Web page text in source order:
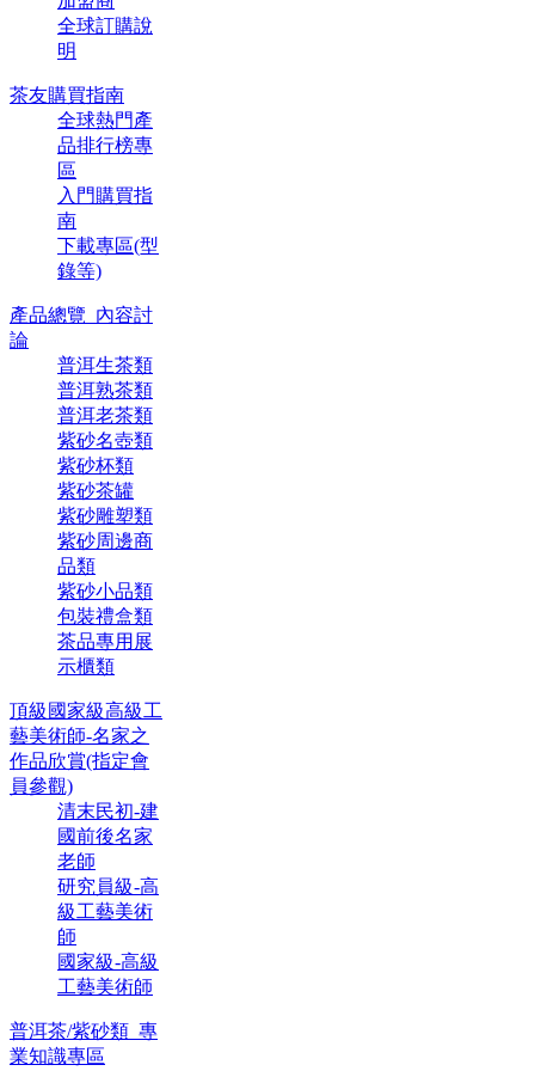
全球訂購說
明
茶友購買指南
全球熱門產
品排行榜專
區
入門購買指
南
下載專區(型
錄等)
產品總覽_內容討
論
普洱生茶類
普洱熟茶類
普洱老茶類
紫砂名壺類
紫砂杯類
紫砂茶罐
紫砂雕塑類
紫砂周邊商
品類
紫砂小品類
包裝禮盒類
茶品專用展
示櫃類
頂級國家級高級工
藝美術師-名家之
作品欣賞(指定會
員參觀)
清末民初-建
國前後名家
老師
研究員級-高
級工藝美術
師
國家級-高級
工藝美術師
普洱茶/紫砂類_專
業知識專區